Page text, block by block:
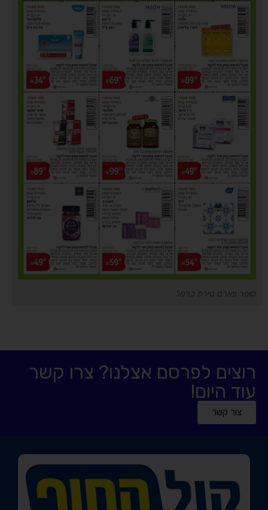
סופר פארם טירת כרמל
רוצים לפרסם אצלנו? צרו קשר
עוד היום!
צור קשר